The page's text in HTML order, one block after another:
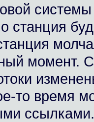
станция
момент.
то время
ссылками.